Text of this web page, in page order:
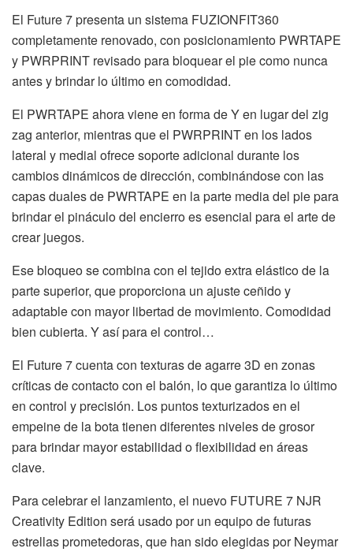
El Future 7 presenta un sistema FUZIONFIT360
completamente renovado, con posicionamiento PWRTAPE
y PWRPRINT revisado para bloquear el pie como nunca
antes y brindar lo último en comodidad.
El PWRTAPE ahora viene en forma de Y en lugar del zig
zag anterior, mientras que el PWRPRINT en los lados
lateral y medial ofrece soporte adicional durante los
cambios dinámicos de dirección, combinándose con las
capas duales de PWRTAPE en la parte media del pie para
brindar el pináculo del encierro es esencial para el arte de
crear juegos.
Ese bloqueo se combina con el tejido extra elástico de la
parte superior, que proporciona un ajuste ceñido y
adaptable con mayor libertad de movimiento. Comodidad
bien cubierta. Y así para el control…
El Future 7 cuenta con texturas de agarre 3D en zonas
críticas de contacto con el balón, lo que garantiza lo último
en control y precisión. Los puntos texturizados en el
empeine de la bota tienen diferentes niveles de grosor
para brindar mayor estabilidad o flexibilidad en áreas
clave.
Para celebrar el lanzamiento, el nuevo FUTURE 7 NJR
Creativity Edition será usado por un equipo de futuras
estrellas prometedoras, que han sido elegidas por Neymar